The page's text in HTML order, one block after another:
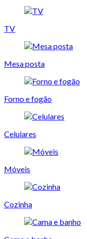
TV
Mesa posta
Forno e fogão
Celulares
Móveis
Cozinha